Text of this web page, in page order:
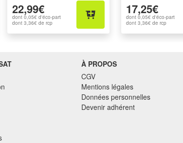
22,99€
dont 0,05€ d'éco-part
dont 3,36€ de rcp
17,25€
dont 0,05€ d'éco-part
dont 3,36€ de rcp
À PROPOS
CGV
Mentions légales
Données personnelles
Devenir adhérent